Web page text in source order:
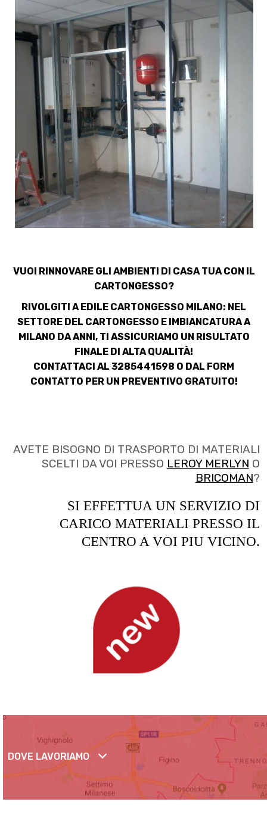
VUOI RINNOVARE GLI AMBIENTI DI CASA TUA CON IL
CARTONGESSO?
RIVOLGITI A EDILE CARTONGESSO MILANO: NEL
SETTORE DEL CARTONGESSO E IMBIANCATURA A
MILANO DA ANNI, TI ASSICURIAMO UN RISULTATO
FINALE DI ALTA QUALITÀ!
CONTATTACI AL 3285441598 O DAL FORM
CONTATTO PER UN PREVENTIVO GRATUITO!
AVETE BISOGNO DI TRASPORTO DI MATERIALI
SCELTI DA VOI PRESSO LEROY MERLYN O
BRICOMAN?
SI EFFETTUA UN SERVIZIO DI
CARICO MATERIALI PRESSO IL
CENTRO A VOI PIU VICINO.
DOVE LAVORIAMO